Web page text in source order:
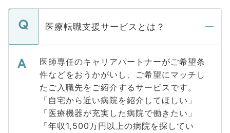
医療転職支援サービスとは？
医師専任のキャリアパートナーがご希望条
件などをおうかがいし、ご希望にマッチし
たご入職先をご紹介するサービスです。
「自宅から近い病院を紹介してほしい」
「医療機器が充実した病院で働きたい」
「年収1,500万円以上の病院を探してい